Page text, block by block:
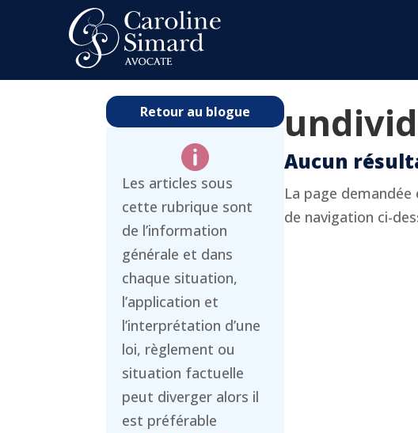
Retour au blogue

Les articles sous
cette rubrique sont
de l’information
générale et dans
chaque situation,
l’application et
l’interprétation d’une
loi, règlement ou
situation factuelle
peut diverger alors il
est préférable
Aucun
La page
de navigation ci-